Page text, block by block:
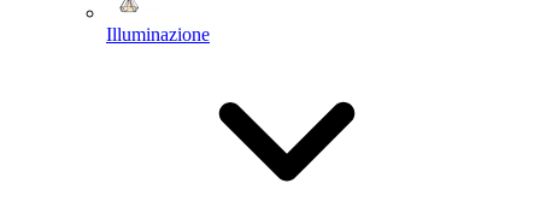
Illuminazione